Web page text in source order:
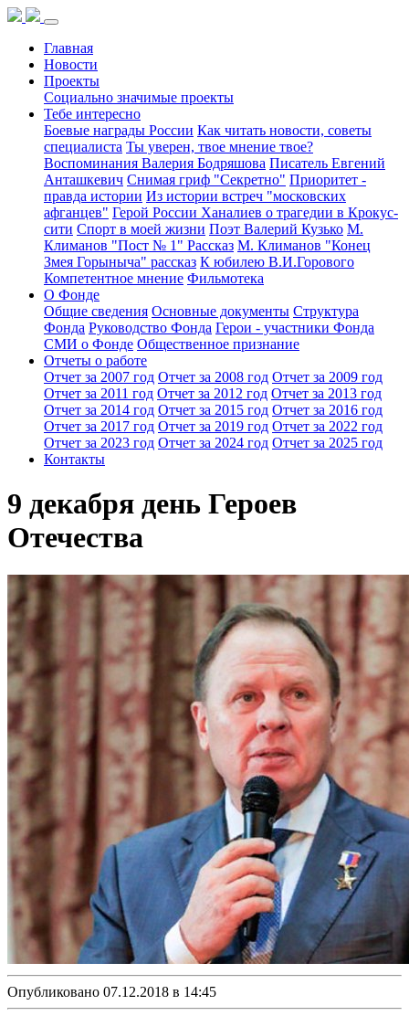
Главная
Новости
Проекты
Социально значимые проекты
Тебе интересно
Боевые награды России Как читать новости, советы
специалиста Ты уверен, твое мнение твое?
Воспоминания Валерия Бодряшова Писатель Евгений
Анташкевич Снимая гриф "Секретно" Приоритет -
правда истории Из истории встреч "московских
афганцев" Герой России Ханалиев о трагедии в Крокус-
сити Спорт в моей жизни Поэт Валерий Кузько М.
Климанов "Пост № 1" Рассказ М. Климанов "Конец
Змея Горыныча" рассказ К юбилею В.И.Горового
Компетентное мнение Фильмотека
О Фонде
Общие сведения Основные документы Структура
Фонда Руководство Фонда Герои - участники Фонда
СМИ о Фонде Общественное признание
Отчеты о работе
Отчет за 2007 год Отчет за 2008 год Отчет за 2009 год
Отчет за 2011 год Отчет за 2012 год Отчет за 2013 год
Отчет за 2014 год Отчет за 2015 год Отчет за 2016 год
Отчет за 2017 год Отчет за 2019 год Отчет за 2022 год
Отчет за 2023 год Отчет за 2024 год Отчет за 2025 год
Контакты
9 декабря день Героев
Отечества
Опубликовано 07.12.2018 в 14:45